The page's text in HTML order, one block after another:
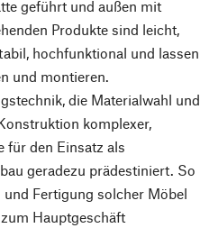
geführt und außen mit
Produkte sind leicht,
hochfunktional und lassen
und montieren.
die Materialwahl und
komplexer,
für den Einsatz als
geradezu prädestiniert. So
Fertigung solcher Möbel
Hauptgeschäft